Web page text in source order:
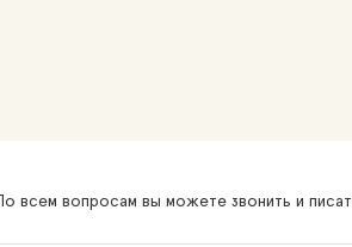
По всем вопросам вы можете звонить и